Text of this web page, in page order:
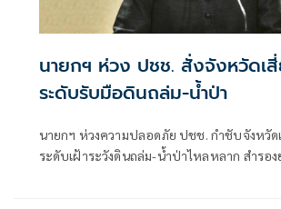
นายกฯ ห่วง ปชช. สั่งจังหวัดเ
ระดับรับมือดินถล่ม-น้ำป่า
นายกฯ ห่วงความปลอดภัย ปชช. กำชับจังหวัด
ระดับเฝ้าระวังดินถล่ม-น้ำป่าไหลหลาก สำรอ